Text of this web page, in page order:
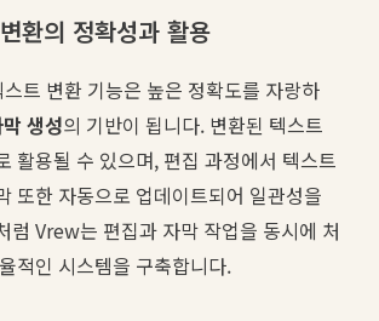
환의 정확성과 활용
트 변환 기능은 높은 정확도를 자랑하
생성의 기반이 됩니다. 변환된 텍스트
활용될 수 있으며, 편집 과정에서 텍스트
또한 자동으로 업데이트되어 일관성을
럼 Vrew는 편집과 자막 작업을 동시에 처
적인 시스템을 구축합니다.